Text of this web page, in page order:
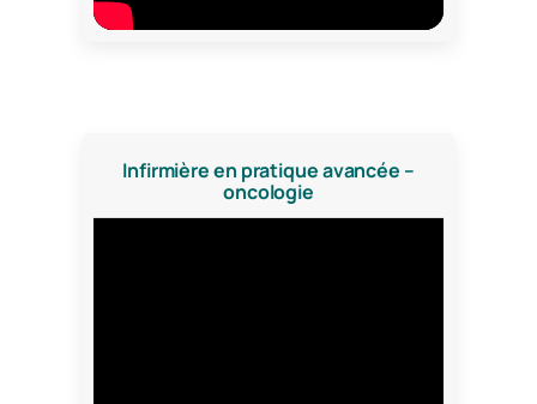
Infirmière en pratique avancée –
oncologie